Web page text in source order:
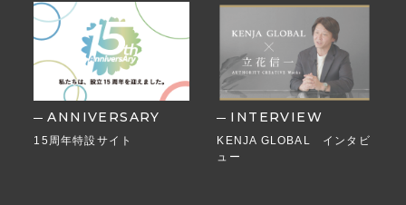
ANNIVERSARY
15周年特設サイト
INTERVIEW
KENJA GLOBAL インタビ
ュー